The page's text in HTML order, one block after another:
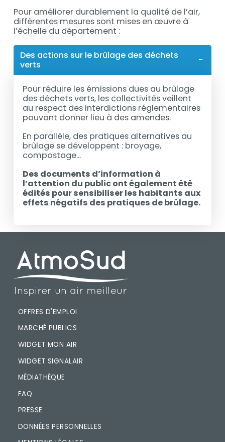
Pour améliorer durablement la qualité de l’air,
différentes mesures sont mises en œuvre à
l’échelle du département :
Des actions sur le brûlage des déchets
verts
Pour réduire les émissions dues au brûlage
des déchets verts, les collectivités veillent
au respect des interdictions réglementaires
pouvant donner lieu à des amendes.
En parallèle, des pratiques alternatives au
brûlage se développent : broyage,
compostage...
Des documents d’information à
l’attention du public ont également été
édités pour sensibiliser les habitants aux
effets négatifs des pratiques de brûlage.
PIED DE PAGE
OFFRES D'EMPLOI
MARCHÉ PUBLICS
WIDGET MON AIR
WIDGET SIGNALAIR
MÉDIATHÈQUE
FAQ
PRESSE
DONNÉES PERSONNELLES